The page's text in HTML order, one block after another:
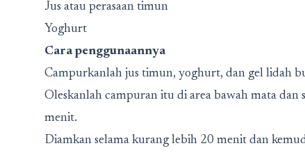
Jus atau perasaan timun
Yoghurt
Cara penggunaannya
Campurkanlah jus timun, yoghurt, dan gel lidah
Oleskanlah campuran itu di area bawah mata dan
menit.
Diamkan selama kurang lebih 20 menit dan